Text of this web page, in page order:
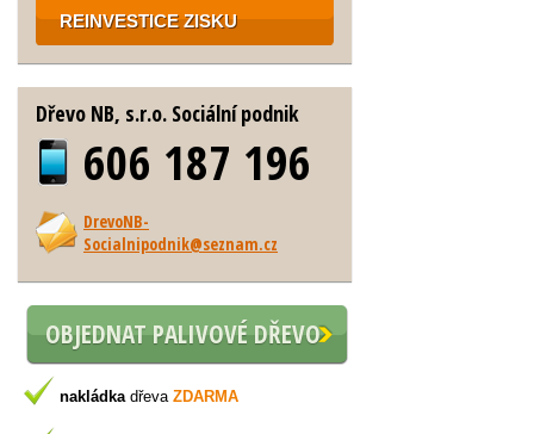
REINVESTICE ZISKU
Dřevo NB, s.r.o. Sociální podnik
606 187 196
DrevoNB-
Socialnipodnik@seznam.cz
OBJEDNAT PALIVOVÉ DŘEVO
nakládkadřeva ZDARMA